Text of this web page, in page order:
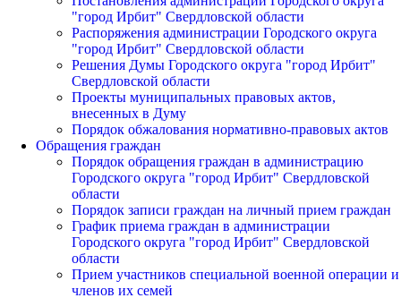
"город Ирбит" Свердловской области
Распоряжения администрации Городского округа
"город Ирбит" Свердловской области
Решения Думы Городского округа "город Ирбит"
Свердловской области
Проекты муниципальных правовых актов,
внесенных в Думу
Порядок обжалования нормативно-правовых актов
Обращения граждан
Порядок обращения граждан в администрацию
Городского округа "город Ирбит" Свердловской
области
Порядок записи граждан на личный прием граждан
График приема граждан в администрации
Городского округа "город Ирбит" Свердловской
области
Прием участников специальной военной операции и
членов их семей